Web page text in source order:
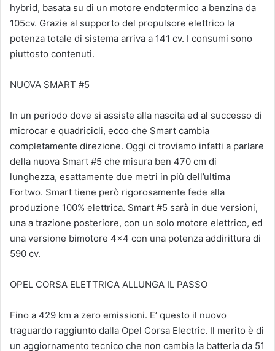
hybrid, basata su di un motore endotermico a benzina da
105cv. Grazie al supporto del propulsore elettrico la
potenza totale di sistema arriva a 141 cv. I consumi sono
piuttosto contenuti.
NUOVA SMART #5
In un periodo dove si assiste alla nascita ed al successo di
microcar e quadricicli, ecco che Smart cambia
completamente direzione. Oggi ci troviamo infatti a parlare
della nuova Smart #5 che misura ben 470 cm di
lunghezza, esattamente due metri in più dell’ultima
Fortwo. Smart tiene però rigorosamente fede alla
produzione 100% elettrica. Smart #5 sarà in due versioni,
una a trazione posteriore, con un solo motore elettrico, ed
una versione bimotore 4×4 con una potenza addirittura di
590 cv.
OPEL CORSA ELETTRICA ALLUNGA IL PASSO
Fino a 429 km a zero emissioni. E’ questo il nuovo
traguardo raggiunto dalla Opel Corsa Electric. Il merito è di
un aggiornamento tecnico che non cambia la batteria da 51